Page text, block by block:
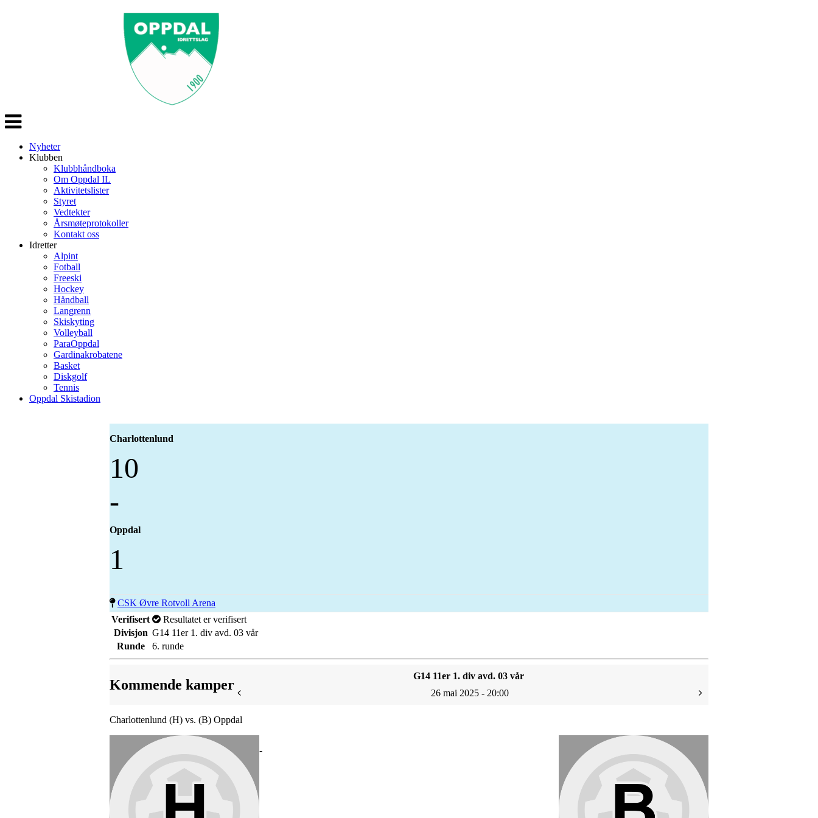
Veksle
navigasjon
Nyheter
Klubben
Klubbhåndboka
Om Oppdal IL
Aktivitetslister
Styret
Vedtekter
Årsmøteprotokoller
Kontakt oss
Idretter
Alpint
Fotball
Freeski
Hockey
Håndball
Langrenn
Skiskyting
Volleyball
ParaOppdal
Gardinakrobatene
Basket
Diskgolf
Tennis
Oppdal Skistadion
Charlottenlund
10
-
Oppdal
1
CSK Øvre Rotvoll Arena
Verifisert
Resultatet er verifisert
Divisjon G14 11er 1. div avd. 03 vår
Runde
6. runde
Kommende kamper
G14 11er 1. div avd. 03 vår
26 mai 2025 - 20:00
Charlottenlund (H) vs. (B) Oppdal
-